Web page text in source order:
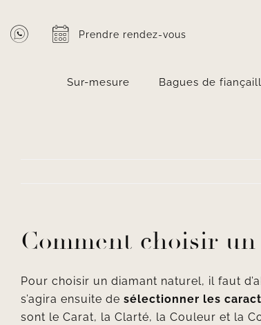
au
contenu
Prendre rendez-vous
Sur-mesure Bagues de
Comment choisir un
Pour choisir un diamant naturel, il faut
s’agira ensuite de sélectionner les
sont le Carat, la Clarté, la Couleur et la